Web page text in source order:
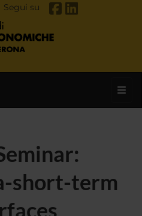
Segui su
short-term